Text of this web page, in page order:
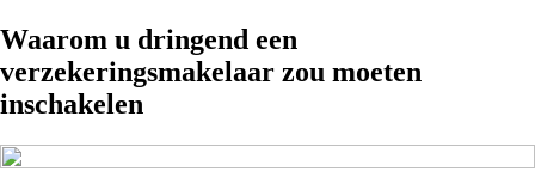
Waarom u dringend een
verzekeringsmakelaar zou moeten
inschakelen